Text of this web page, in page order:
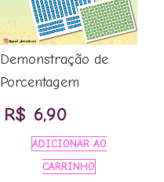
Demonstração de
Porcentagem
R$ 6,90
ADICIONAR AO
CARRINHO